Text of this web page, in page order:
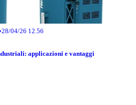
28/04/26 12.56
applicazioni e vantaggi